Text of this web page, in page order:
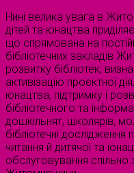
Нині велика увага в
дітей та юнацтва
що спрямована на
бібліотечних закладів
розвитку бібліотек,
активізацію проєктної
юнацтва, підтримку і
бібліотечного та
дошкільнят, школярів,
бібліотечні
читання й дитячої та
обслуговування спільно